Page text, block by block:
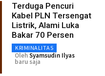
Terduga Pencuri
Kabel PLN Tersengat
Listrik, Alami Luka
Bakar 70 Persen
KRIMINALITAS
OlehSyamsudin Ilyas
baru saja